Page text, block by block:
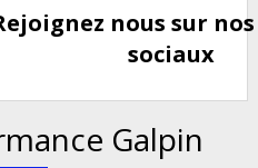
nous sur
sociaux
Galpin